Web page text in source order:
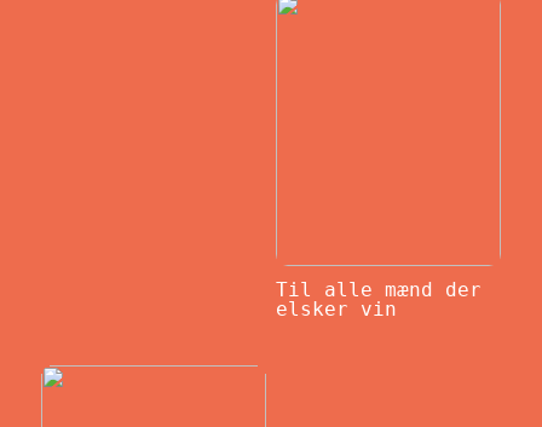
Til alle mænd der
elsker vin